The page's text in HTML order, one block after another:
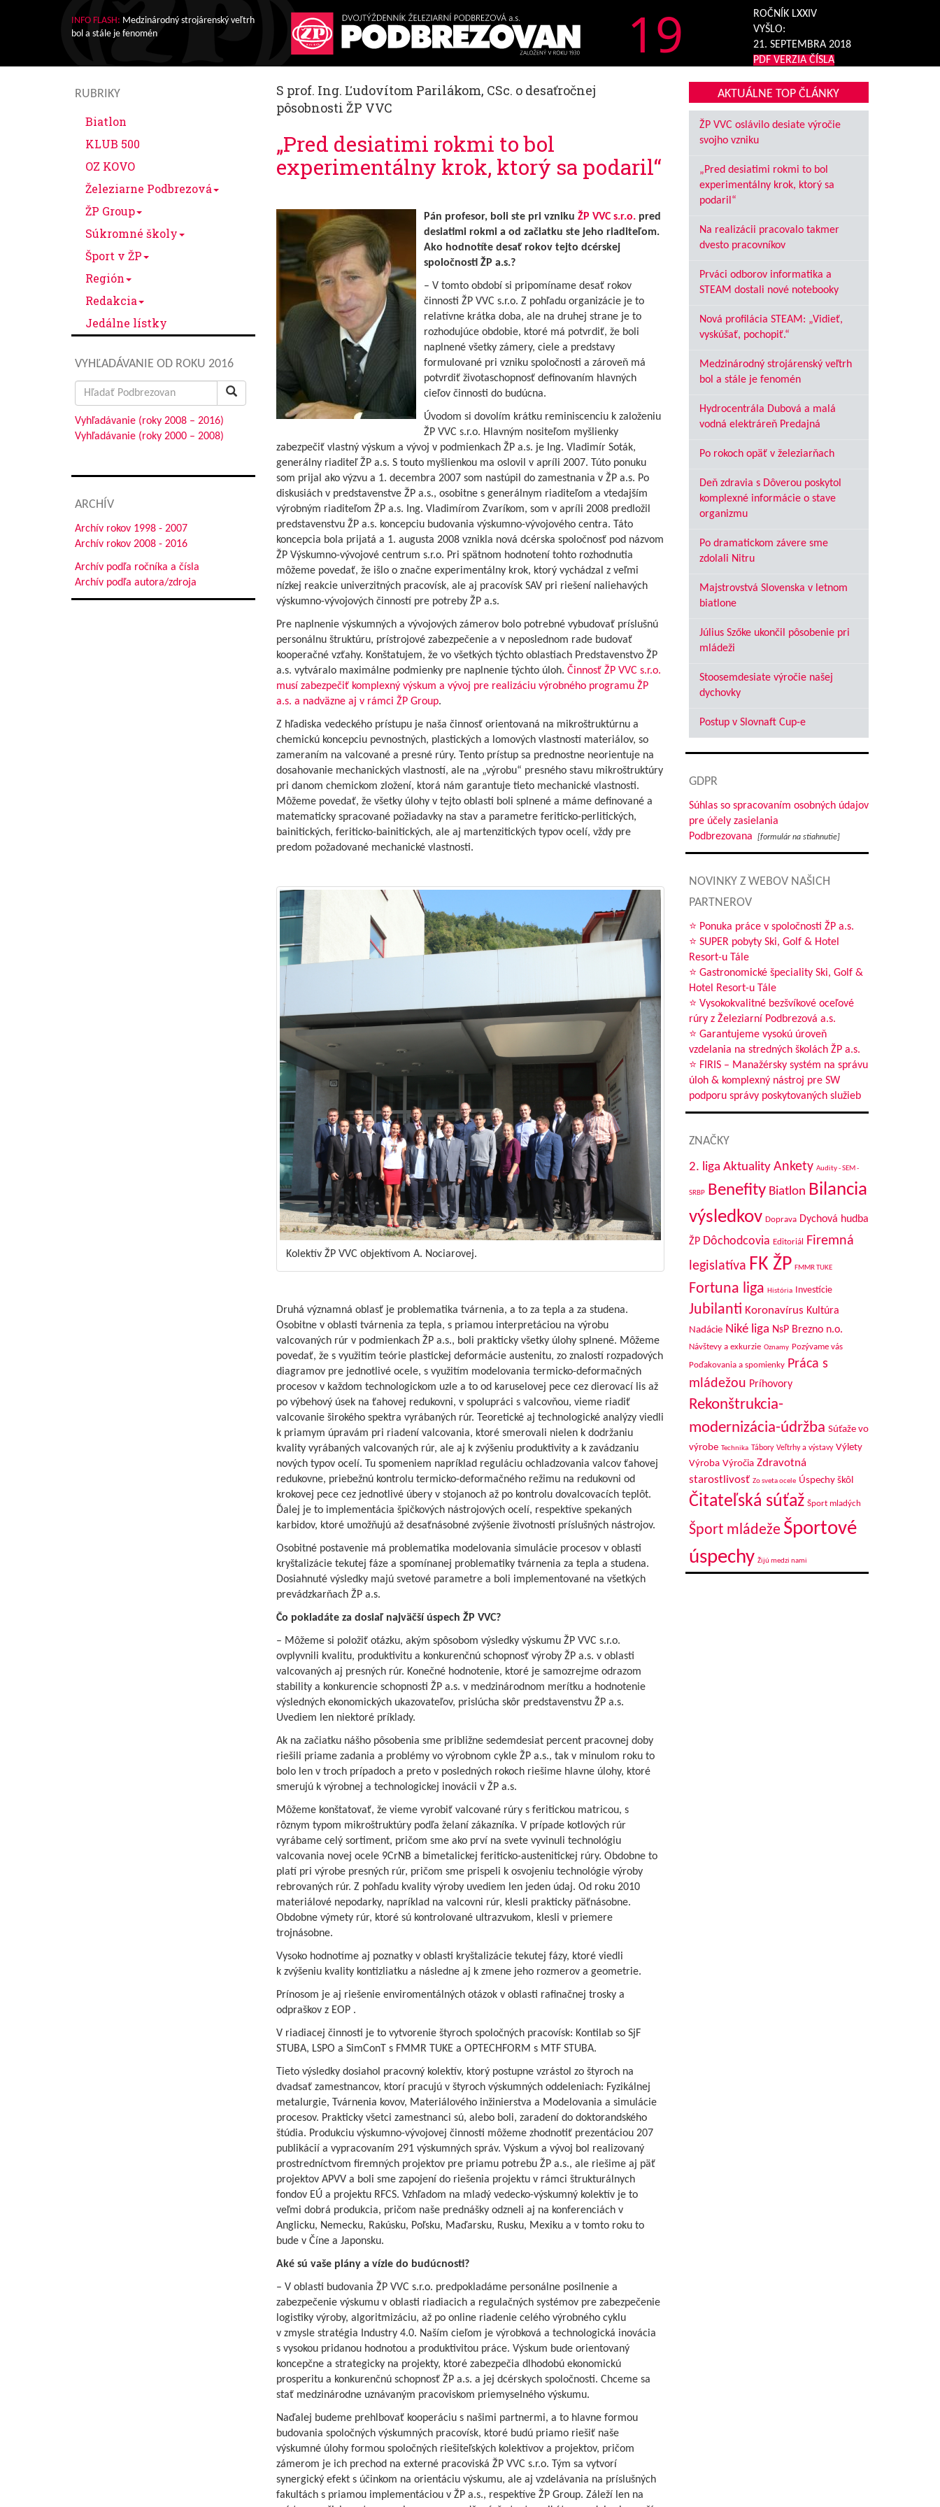
INFO FLASH: Medzinárodný strojárenský veľtrh
bol a stále je fenomén
19
ROČNÍK LXXIV
VYŠLO:
21. SEPTEMBRA 2018
PDF VERZIA ČÍSLA
RUBRIKY
Biatlon
KLUB 500
OZ KOVO
Železiarne Podbrezová
ŽP Group
Súkromné školy
Šport v ŽP
Región
Redakcia
Jedálne lístky
VYHĽADÁVANIE OD ROKU 2016
Search
for:
Vyhľadávanie (roky 2008 – 2016)
Vyhľadávanie (roky 2000 – 2008)
ARCHÍV
Archív rokov 1998 - 2007
Archív rokov 2008 - 2016
Archív podľa ročníka a čísla
Archív podľa autora/zdroja
S prof. Ing. Ľudovítom Parilákom, CSc. o desaťročnej
pôsobnosti ŽP VVC
„Pred desiatimi rokmi to bol
experimentálny krok, ktorý sa podaril“
Pán profesor, boli ste pri vzniku ŽP VVC s.r.o.pred
desiatimi rokmi a od začiatku ste jeho riaditeľom.
Ako hodnotíte desať rokov tejto dcérskej
spoločnosti ŽP a.s.?
– V tomto období si pripomíname desať rokov
činnosti ŽP VVC s.r.o. Z pohľadu organizácie je to
relatívne krátka doba, ale na druhej strane je to
rozhodujúce obdobie, ktoré má potvrdiť, že boli
naplnené všetky zámery, ciele a predstavy
formulované pri vzniku spoločnosti a zároveň má
potvrdiť životaschopnosť definovaním hlavných
cieľov činnosti do budúcna.
Úvodom si dovolím krátku reminiscenciu k založeniu
ŽP VVC s.r.o. Hlavným nositeľom myšlienky
zabezpečiť vlastný výskum a vývoj v podmienkach ŽP a.s. je Ing. Vladimír Soták,
generálny riaditeľ ŽP a.s. S touto myšlienkou ma oslovil v apríli 2007. Túto ponuku
som prijal ako výzvu a 1. decembra 2007 som nastúpil do zamestnania v ŽP a.s. Po
diskusiách v predstavenstve ŽP a.s., osobitne s generálnym riaditeľom a vtedajším
výrobným riaditeľom ŽP a.s. Ing. Vladimírom Zvaríkom, som v apríli 2008 predložil
predstavenstvu ŽP a.s. koncepciu budovania výskumno-vývojového centra. Táto
koncepcia bola prijatá a 1. augusta 2008 vznikla nová dcérska spoločnosť pod názvom
ŽP Výskumno-vývojové centrum s.r.o. Pri spätnom hodnotení tohto rozhodnutia
môžeme povedať, že išlo o značne experimentálny krok, ktorý vychádzal z veľmi
nízkej reakcie univerzitných pracovísk, ale aj pracovísk SAV pri riešení naliehavých
výskumno-vývojových činností pre potreby ŽP a.s.
Pre naplnenie výskumných a vývojových zámerov bolo potrebné vybudovať príslušnú
personálnu štruktúru, prístrojové zabezpečenie a v neposlednom rade budovať
kooperačné vzťahy. Konštatujem, že vo všetkých týchto oblastiach Predstavenstvo ŽP
a.s. vytváralo maximálne podmienky pre naplnenie týchto úloh. Činnosť ŽP VVC s.r.o.
musí zabezpečiť komplexný výskum a vývoj pre realizáciu výrobného programu ŽP
a.s. a nadväzne aj v rámci ŽP Group.
Z hľadiska vedeckého prístupu je naša činnosť orientovaná na mikroštruktúrnu a
chemickú koncepciu pevnostných, plastických a lomových vlastností materiálov, so
zameraním na valcované a presné rúry. Tento prístup sa prednostne neorientuje na
dosahovanie mechanických vlastností, ale na „výrobu“ presného stavu mikroštruktúry
pri danom chemickom zložení, ktorá nám garantuje tieto mechanické vlastnosti.
Môžeme povedať, že všetky úlohy v tejto oblasti boli splnené a máme definované a
matematicky spracované požiadavky na stav a parametre feriticko-perlitických,
bainitických, feriticko-bainitických, ale aj martenzitických typov ocelí, vždy pre
predom požadované mechanické vlastnosti.
Kolektív ŽP VVC objektívom A. Nociarovej.
Druhá významná oblasť je problematika tvárnenia, a to za tepla a za studena.
Osobitne v oblasti tvárnenia za tepla, s priamou interpretáciou na výrobu
valcovaných rúr v podmienkach ŽP a.s., boli prakticky všetky úlohy splnené. Môžeme
povedať, že s využitím teórie plastickej deformácie austenitu, zo znalostí rozpadových
diagramov pre jednotlivé ocele, s využitím modelovania termicko-deformačných
procesov v každom technologickom uzle a to od karuselovej pece cez dierovací lis až
po výbehový úsek na ťahovej redukovni, v spolupráci s valcovňou, vieme riadiť
valcovanie širokého spektra vyrábaných rúr. Teoretické aj technologické analýzy viedli
k priamym úpravám pri riadení valcovania, ktoré smerovali nielen k dodržaniu
kvality vyrábaných valcovaných rúr, ale aj k zvýšeniu produktivity a k zavádzaniu
nových typov ocelí. Tu spomeniem napríklad reguláciu ochladzovania valcov ťahovej
redukovne, priebežnú kontrolu termicko-deformačného režimu na redukovni od
krokovej pece cez jednotlivé úbery v stojanoch až po kontrolu dovalcovacích teplôt.
Ďalej je to implementácia špičkových nástrojových ocelí, respektíve spekaných
karbidov, ktoré umožňujú až desaťnásobné zvýšenie životnosti príslušných nástrojov.
Osobitné postavenie má problematika modelovania simulácie procesov v oblasti
kryštalizácie tekutej fáze a spomínanej problematiky tvárnenia za tepla a studena.
Dosiahnuté výsledky majú svetové parametre a boli implementované na všetkých
prevádzkarňach ŽP a.s.
Čo pokladáte za dosiaľ najväčší úspech ŽP VVC?
– Môžeme si položiť otázku, akým spôsobom výsledky výskumu ŽP VVC s.r.o.
ovplyvnili kvalitu, produktivitu a konkurenčnú schopnosť výroby ŽP a.s. v oblasti
valcovaných aj presných rúr. Konečné hodnotenie, ktoré je samozrejme odrazom
stability a konkurencie schopnosti ŽP a.s. v medzinárodnom merítku a hodnotenie
výsledných ekonomických ukazovateľov, prislúcha skôr predstavenstvu ŽP a.s.
Uvediem len niektoré príklady.
Ak na začiatku nášho pôsobenia sme približne sedemdesiat percent pracovnej doby
riešili priame zadania a problémy vo výrobnom cykle ŽP a.s., tak v minulom roku to
bolo len v troch prípadoch a preto v posledných rokoch riešime hlavne úlohy, ktoré
smerujú k výrobnej a technologickej inovácii v ŽP a.s.
Môžeme konštatovať, že vieme vyrobiť valcované rúry s feritickou matricou, s
rôznym typom mikroštruktúry podľa želaní zákazníka. V prípade kotlových rúr
vyrábame celý sortiment, pričom sme ako prví na svete vyvinuli technológiu
valcovania novej ocele 9CrNB a bimetalickej feriticko-austenitickej rúry. Obdobne to
platí pri výrobe presných rúr, pričom sme prispeli k osvojeniu technológie výroby
rebrovaných rúr. Z pohľadu kvality výroby uvediem len jeden údaj. Od roku 2010
materiálové nepodarky, napríklad na valcovni rúr, klesli prakticky päťnásobne.
Obdobne výmety rúr, ktoré sú kontrolované ultrazvukom, klesli v priemere
trojnásobne.
Vysoko hodnotíme aj poznatky v oblasti kryštalizácie tekutej fázy, ktoré viedli
k zvýšeniu kvality kontizliatku a následne aj k zmene jeho rozmerov a geometrie.
Prínosom je aj riešenie enviromentálných otázok v oblasti rafinačnej trosky a
odpraškov z EOP .
V riadiacej činnosti je to vytvorenie štyroch spoločných pracovísk: Kontilab so SjF
STUBA, LSPO a SimConT s FMMR TUKE a OPTECHFORM s MTF STUBA.
Tieto výsledky dosiahol pracovný kolektív, ktorý postupne vzrástol zo štyroch na
dvadsať zamestnancov, ktorí pracujú v štyroch výskumných oddeleniach: Fyzikálnej
metalurgie, Tvárnenia kovov, Materiálového inžinierstva a Modelovania a simulácie
procesov. Prakticky všetci zamestnanci sú, alebo boli, zaradení do doktorandského
štúdia. Produkciu výskumno-vývojovej činnosti môžeme zhodnotiť prezentáciou 207
publikácií a vypracovaním 291 výskumných správ. Výskum a vývoj bol realizovaný
prostredníctvom firemných projektov pre priamu potrebu ŽP a.s., ale riešime aj päť
projektov APVV a boli sme zapojení do riešenia projektu v rámci štrukturálnych
fondov EÚ a projektu RFCS. Vzhľadom na mladý vedecko-výskumný kolektív je to
veľmi dobrá produkcia, pričom naše prednášky odzneli aj na konferenciách v
Anglicku, Nemecku, Rakúsku, Poľsku, Maďarsku, Rusku, Mexiku a v tomto roku to
bude v Číne a Japonsku.
Aké sú vaše plány a vízie do budúcnosti?
– V oblasti budovania ŽP VVC s.r.o. predpokladáme personálne posilnenie a
zabezpečenie výskumu v oblasti riadiacich a regulačných systémov pre zabezpečenie
logistiky výroby, algoritmizáciu, až po online riadenie celého výrobného cyklu
v zmysle stratégia Industry 4.0. Naším cieľom je výrobková a technologická inovácia
s vysokou pridanou hodnotou a produktivitou práce. Výskum bude orientovaný
koncepčne a strategicky na projekty, ktoré zabezpečia dlhodobú ekonomickú
prosperitu a konkurenčnú schopnosť ŽP a.s. a jej dcérskych spoločnosti. Chceme sa
stať medzinárodne uznávaným pracoviskom priemyselného výskumu.
Naďalej budeme prehlbovať kooperáciu s našimi partnermi, a to hlavne formou
budovania spoločných výskumných pracovísk, ktoré budú priamo riešiť naše
výskumné úlohy formou spoločných riešiteľských kolektívov a projektov, pričom
zámerom je ich prechod na externé pracoviská ŽP VVC s.r.o. Tým sa vytvorí
synergický efekt s účinkom na orientáciu výskumu, ale aj vzdelávania na príslušných
fakultách s priamou implementáciou v ŽP a.s., respektíve ŽP Group. Záleží len na
AKTUÁLNE TOP ČLÁNKY
ŽP VVC oslávilo desiate výročie
svojho vzniku
„Pred desiatimi rokmi to bol
experimentálny krok, ktorý sa
podaril“
Na realizácii pracovalo takmer
dvesto pracovníkov
Prváci odborov informatika a
STEAM dostali nové notebooky
Nová profilácia STEAM: „Vidieť,
vyskúšať, pochopiť.“
Medzinárodný strojárenský veľtrh
bol a stále je fenomén
Hydrocentrála Dubová a malá
vodná elektráreň Predajná
Po rokoch opäť v železiarňach
Deň zdravia s Dôverou poskytol
komplexné informácie o stave
organizmu
Po dramatickom závere sme
zdolali Nitru
Majstrovstvá Slovenska v letnom
biatlone
Július Szőke ukončil pôsobenie pri
mládeži
Stoosemdesiate výročie našej
dychovky
Postup v Slovnaft Cup-e
GDPR
Súhlas so spracovaním osobných údajov
pre účely zasielania
Podbrezovana
[formulár na stiahnutie]
NOVINKY Z WEBOV NAŠICH
PARTNEROV
⭐ Ponuka práce v spoločnosti ŽP a.s.
⭐ SUPER pobyty Ski, Golf & Hotel
Resort-u Tále
⭐ Gastronomické špeciality Ski, Golf &
Hotel Resort-u Tále
⭐ Vysokokvalitné bezšvíkové oceľové
rúry z Železiarní Podbrezová a.s.
⭐ Garantujeme vysokú úroveň
vzdelania na stredných školách ŽP a.s.
⭐ FIRIS – Manažérsky systém na správu
úloh & komplexný nástroj pre SW
podporu správy poskytovaných služieb
ZNAČKY
2. liga Aktuality Ankety Audity - SEM -
SRBP Benefity Biatlon Bilancia
výsledkov Doprava Dychová hudba
ŽP Dôchodcovia Editoriál
Firemná
legislatíva FK ŽP FMMR TUKE
Fortuna liga História Investície
Jubilanti Koronavírus Kultúra
Nadácie Niké liga NsP Brezno n.o.
Návštevy a exkurzie Oznamy Pozývame vás
Poďakovania a spomienky Práca s
mládežou Príhovory
Rekonštrukcia-
modernizácia-údržba Súťaže vo
výrobe Technika Tábory Veľtrhy a výstavy Výlety
Výroba Výročia Zdravotná
starostlivosť Zo sveta ocele Úspechy škôl
Čitateľská súťaž Šport mladých
Šport mládeže Športové
úspechy Žijú medzi nami